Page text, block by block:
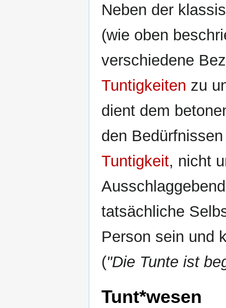
Neben der
(wie oben
verschiedene
Tuntigkeiten zu
dient dem
den
Tuntigkeit, nicht
tatsächliche
Person sein und
("Die Tunte ist
Tunt*wesen